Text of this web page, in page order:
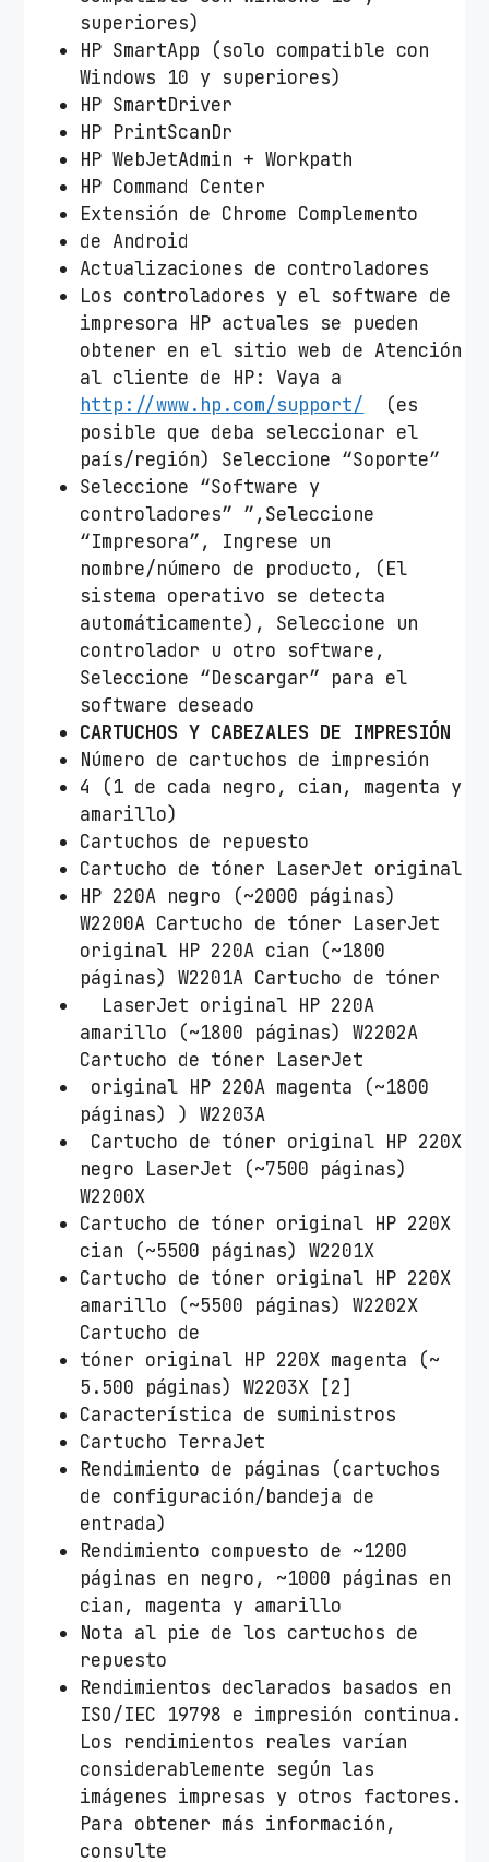
superiores)
HP SmartApp (solo compatible con
Windows 10 y superiores)
HP SmartDriver
HP PrintScanDr
HP WebJetAdmin + Workpath
HP Command Center
Extensión de Chrome Complemento
de Android
Actualizaciones de controladores
Los controladores y el software de
impresora HP actuales se pueden
obtener en el sitio web de Atención
al cliente de HP: Vaya a
http://www.hp.com/support/ (es
posible que deba seleccionar el
país/región) Seleccione “Soporte”
Seleccione “Software y
controladores” ”,Seleccione
“Impresora”, Ingrese un
nombre/número de producto, (El
sistema operativo se detecta
automáticamente), Seleccione un
controlador u otro software,
Seleccione “Descargar” para el
software deseado
CARTUCHOS Y CABEZALES DE IMPRESIÓN
Número de cartuchos de impresión
4 (1 de cada negro, cian, magenta y
amarillo)
Cartuchos de repuesto
Cartucho de tóner LaserJet original
HP 220A negro (~2000 páginas)
W2200A Cartucho de tóner LaserJet
original HP 220A cian (~1800
páginas) W2201A Cartucho de tóner
LaserJet original HP 220A
amarillo (~1800 páginas) W2202A
Cartucho de tóner LaserJet
original HP 220A magenta (~1800
páginas) ) W2203A
Cartucho de tóner original HP 220X
negro LaserJet (~7500 páginas)
W2200X
Cartucho de tóner original HP 220X
cian (~5500 páginas) W2201X
Cartucho de tóner original HP 220X
amarillo (~5500 páginas) W2202X
Cartucho de
tóner original HP 220X magenta (~
5.500 páginas) W2203X [2]
Característica de suministros
Cartucho TerraJet
Rendimiento de páginas (cartuchos
de configuración/bandeja de
entrada)
Rendimiento compuesto de ~1200
páginas en negro, ~1000 páginas en
cian, magenta y amarillo
Nota al pie de los cartuchos de
repuesto
Rendimientos declarados basados ​​en
ISO/IEC 19798 e impresión continua.
Los rendimientos reales varían
considerablemente según las
imágenes impresas y otros factores.
Para obtener más información,
consulte